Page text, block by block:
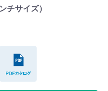
チサイズ）